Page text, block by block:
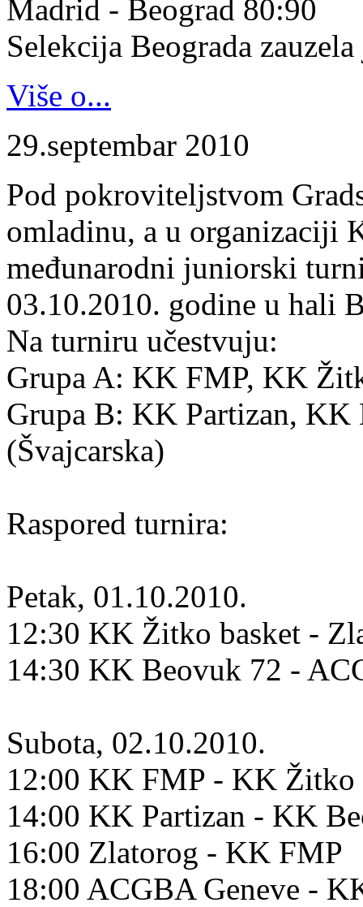
Madrid - Beograd 80:90
Selekcija Beograda
Više o...
29.septembar 2010
Pod pokroviteljstvom
omladinu, a u organizaciji
međunarodni juniorski
03.10.2010. godine u hali
Na turniru učestvuju:
Grupa A: KK FMP, KK
Grupa B: KK Partizan, KK
(Švajcarska)
Raspored turnira:
Petak, 01.10.2010.
12:30 KK Žitko basket -
14:30 KK Beovuk 72 -
Subota, 02.10.2010.
12:00 KK FMP - KK Žitko
14:00 KK Partizan - KK
16:00 Zlatorog - KK FMP
18:00 ACGBA Geneve -